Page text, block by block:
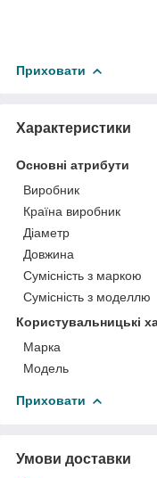
Приховати
Характеристики
Основні атрибути
Виробник
Країна виробник
Діаметр
Довжина
Сумісність з маркою
Сумісність з моделлю
Користувальницькі
Марка
Мoдель
Приховати
Умови доставки